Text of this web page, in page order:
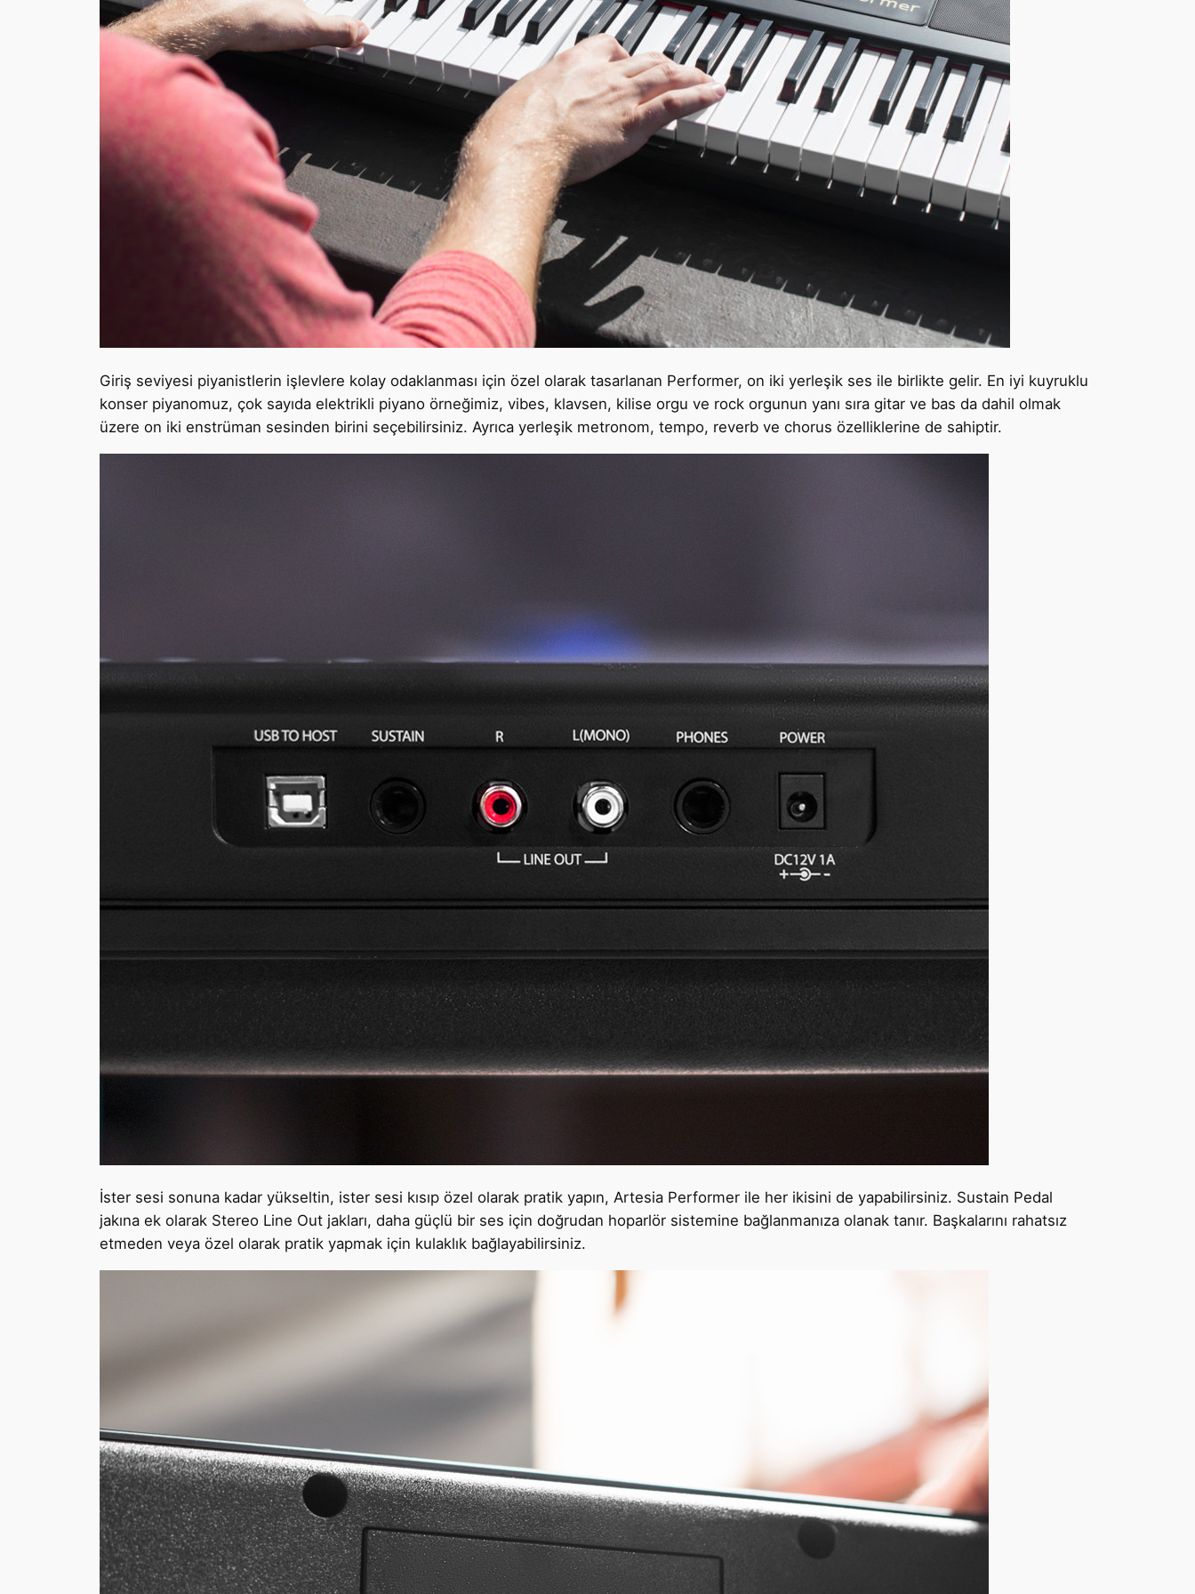
a
n
o
a
d
e
t
Giriş seviyesi piyanistlerin işlevlere kolay odaklanması için özel olarak tasarlanan Performer, on iki yerleşik ses ile birlikte gelir. En iyi kuyruklu
konser piyanomuz, çok sayıda elektrikli piyano örneğimiz, vibes, klavsen, kilise orgu ve rock orgunun yanı sıra gitar ve bas da dahil olmak
üzere on iki enstrüman sesinden birini seçebilirsiniz. Ayrıca yerleşik metronom, tempo, reverb ve chorus özelliklerine de sahiptir.
İster sesi sonuna kadar yükseltin, ister sesi kısıp özel olarak pratik yapın, Artesia Performer ile her ikisini de yapabilirsiniz. Sustain Pedal
jakına ek olarak Stereo Line Out jakları, daha güçlü bir ses için doğrudan hoparlör sistemine bağlanmanıza olanak tanır. Başkalarını rahatsız
etmeden veya özel olarak pratik yapmak için kulaklık bağlayabilirsiniz.